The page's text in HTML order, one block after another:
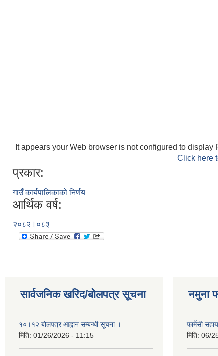
It appears your Web browser is not configured to display
Click here
प्रकार:
गाउँ कार्यपालिकाको निर्णय
आर्थिक वर्ष:
२०८२।०८३
सार्वजनिक खरिद/बोलपत्र सूचना
१०।१२ बोलपत्र आह्वान सम्बन्धी सूचना ।
मिति: 01/26/2026 - 11:15
नमुना
फार्मेसी
मिति: 06/